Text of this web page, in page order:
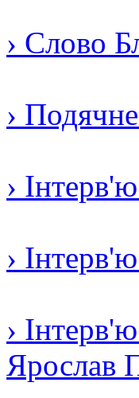
› Слово
›
›
›
›
Ярослав